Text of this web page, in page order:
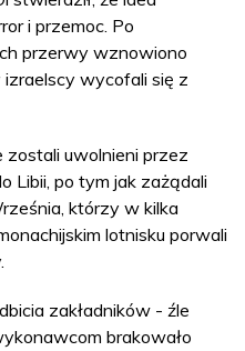
i przemoc. Po
przerwy wznowiono
wycofali się z
uwolnieni przez
Libii, po tym jak zażądali
którzy w kilka
lotnisku porwali
zakładników - źle
brakowało